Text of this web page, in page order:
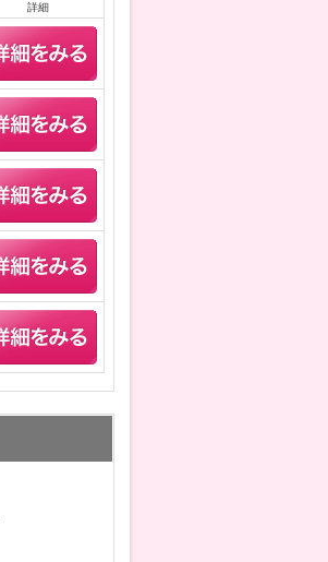
詳細